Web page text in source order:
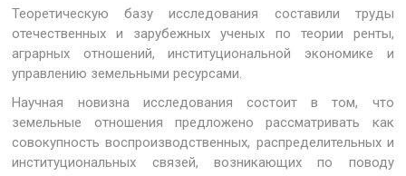
Теоретическую базу исследования составили труды
отечественных и зарубежных ученых по теории ренты,
аграрных отношений, институциональной экономике и
управлению земельными ресурсами.
Научная новизна исследования состоит в том, что
земельные отношения предложено рассматривать как
совокупность воспроизводственных, распределительных и
институциональных связей, возникающих по поводу